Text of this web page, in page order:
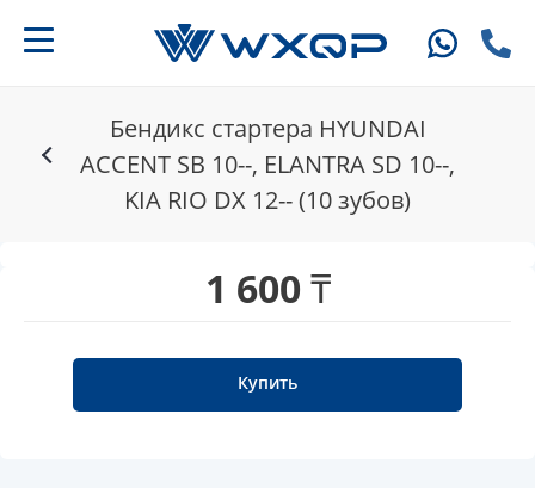
Бендикс стартера HYUNDAI
ACCENT SB 10--, ELANTRA SD 10--,
KIA RIO DX 12-- (10 зубов)
1 600 ₸
Купить